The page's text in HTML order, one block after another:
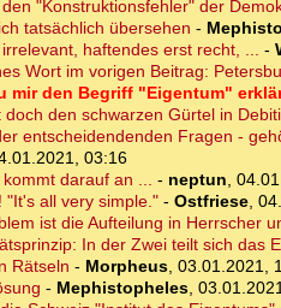
"Konstruktionsfehler" der
tatsächlich übersehen -
haftendes erst recht, ... -
Wort im vorigen Beitrag:
mir den Begriff "Eigentum"
doch den schwarzen Gürtel in
entscheidendenden Fragen -
03:16
kommt darauf an ... - neptun,
"It's all very simple."- Ostfriese,
ist die Aufteilung in Herrscher
In der Zwei teilt sich das
Rätseln - Morpheus, 03.01.2021,
- Mephistopheles,